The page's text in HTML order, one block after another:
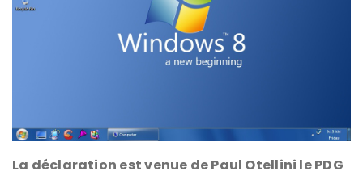
La déclaration est venue de Paul Otellini le PDG